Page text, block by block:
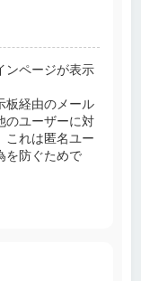
ンページが表示
板経由のメール
のユーザーに対
これは匿名ユー
を防ぐためで